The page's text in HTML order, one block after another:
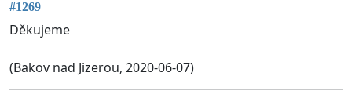
#1269
Děkujeme
(Bakov nad Jizerou, 2020-06-07)